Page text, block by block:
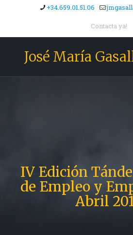
+34.659.01.51.06
Contacta ya!
José María
IV Edición
de Empleo y
Abril